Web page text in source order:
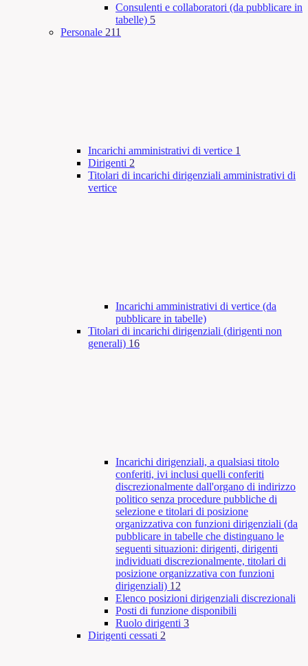
Consulenti e collaboratori (da pubblicare in
tabelle) 5
Personale 211
Incarichi amministrativi di vertice 1
Dirigenti 2
Titolari di incarichi dirigenziali amministrativi di
vertice
Incarichi amministrativi di vertice (da
pubblicare in tabelle)
Titolari di incarichi dirigenziali (dirigenti non
generali) 16
Incarichi dirigenziali, a qualsiasi titolo
conferiti, ivi inclusi quelli conferiti
discrezionalmente dall'organo di indirizzo
politico senza procedure pubbliche di
selezione e titolari di posizione
organizzativa con funzioni dirigenziali (da
pubblicare in tabelle che distinguano le
seguenti situazioni: dirigenti, dirigenti
individuati discrezionalmente, titolari di
posizione organizzativa con funzioni
dirigenziali) 12
Elenco posizioni dirigenziali discrezionali
Posti di funzione disponibili
Ruolo dirigenti 3
Dirigenti cessati 2